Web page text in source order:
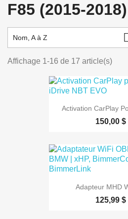
F85 (2015-2018)
Nom, A à Z
Affichage 1-16 de 17 article(s)
Activation CarPlay
150,00 $
Adapteur MHD
125,99 $